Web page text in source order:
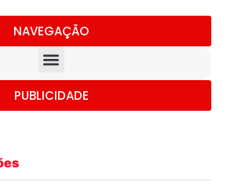
NAVEGAÇÃO
PUBLICIDADE